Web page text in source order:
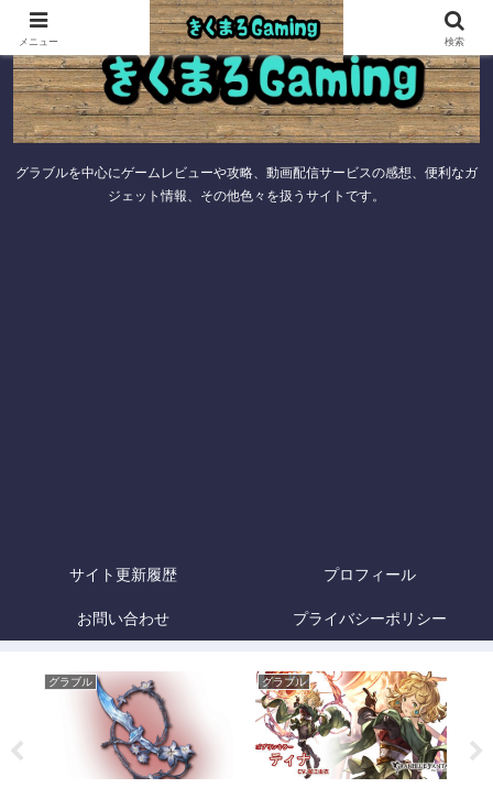
グラブルを中心にゲームレビューや攻略、動画配信サービスの感想、便利なガ
ジェット情報、その他色々を扱うサイトです。
サイト更新履歴 プロフィール
お問い合わせ プライバシーポリシー
グラブル グラブル
メニュー 検索